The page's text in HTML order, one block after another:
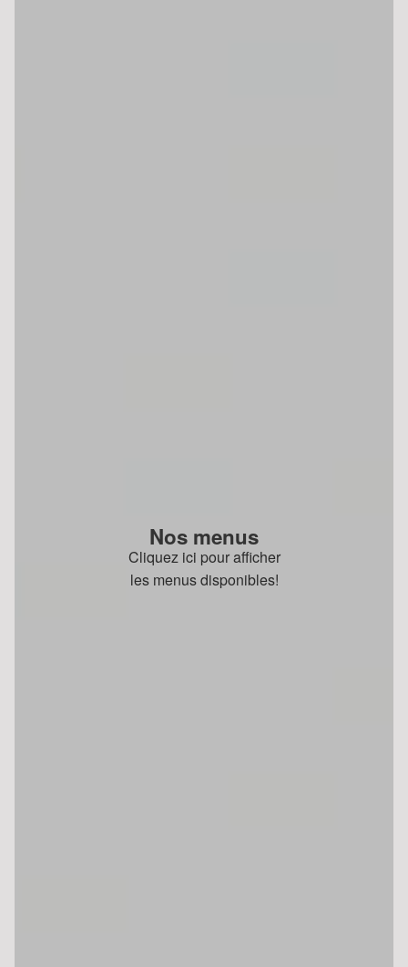
Nos menus
Cliquez ici pour afficher
les menus disponibles!